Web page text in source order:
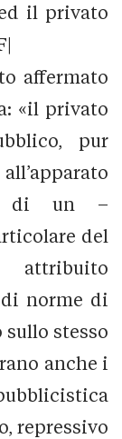
il privato
affermato
«il privato
pur
di un –
del
norme di
stesso
anche i
repressivo